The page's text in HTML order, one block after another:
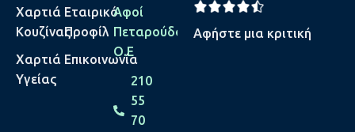
Χαρτιά
Κουζίνας
Χαρτιά
Υγείας
Εταιρικό
Προφίλ
Επικοινωνία
Αφοί
Πεταρούδα
Ο.Ε
210
55
70
Αφήστε μια κριτική